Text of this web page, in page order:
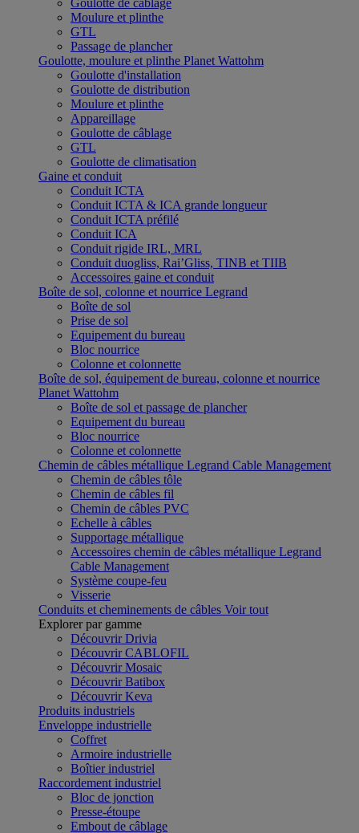
Goulotte de câblage
Moulure et plinthe
GTL
Passage de plancher
Goulotte, moulure et plinthe Planet Wattohm
Goulotte d'installation
Goulotte de distribution
Moulure et plinthe
Appareillage
Goulotte de câblage
GTL
Goulotte de climatisation
Gaine et conduit
Conduit ICTA
Conduit ICTA & ICA grande longueur
Conduit ICTA préfilé
Conduit ICA
Conduit rigide IRL, MRL
Conduit duogliss, Rai’Gliss, TINB et TIIB
Accessoires gaine et conduit
Boîte de sol, colonne et nourrice Legrand
Boîte de sol
Prise de sol
Equipement du bureau
Bloc nourrice
Colonne et colonnette
Boîte de sol, équipement de bureau, colonne et nourrice
Planet Wattohm
Boîte de sol et passage de plancher
Equipement du bureau
Bloc nourrice
Colonne et colonnette
Chemin de câbles métallique Legrand Cable Management
Chemin de câbles tôle
Chemin de câbles fil
Chemin de câbles PVC
Echelle à câbles
Supportage métallique
Accessoires chemin de câbles métallique Legrand
Cable Management
Système coupe-feu
Visserie
Conduits et cheminements de câbles Voir tout
Explorer par gamme
Découvrir Drivia
Découvrir CABLOFIL
Découvrir Mosaic
Découvrir Batibox
Découvrir Keva
Produits industriels
Enveloppe industrielle
Coffret
Armoire industrielle
Boîtier industriel
Raccordement industriel
Bloc de jonction
Presse-étoupe
Embout de câblage